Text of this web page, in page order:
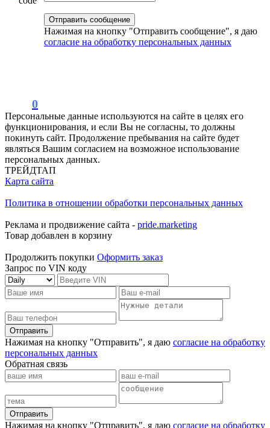
Нажимая на кнопку "Отправить сообщение", я даю
согласие на обработку персональных данных
0
Персональные данные используются на сайте в целях его
функционирования, и если Вы не согласны, то должны
покинуть сайт. Продолжение пребывания на сайте будет
являться Вашим согласием на возможное использование
персональных данных.
ТРЕЙДТАП
Карта сайта
Политика в отношении обработки персональных данных
Реклама и продвижение сайта - pride.marketing
Товар добавлен в корзину
Продолжить покупки Оформить заказ
Запрос по VIN коду
Отправить
Нажимая на кнопку "Отправить", я даю согласие на обработку
персональных данных
Обратная связь
Отправить
Нажимая на кнопку "Отправить", я даю согласие на обработку